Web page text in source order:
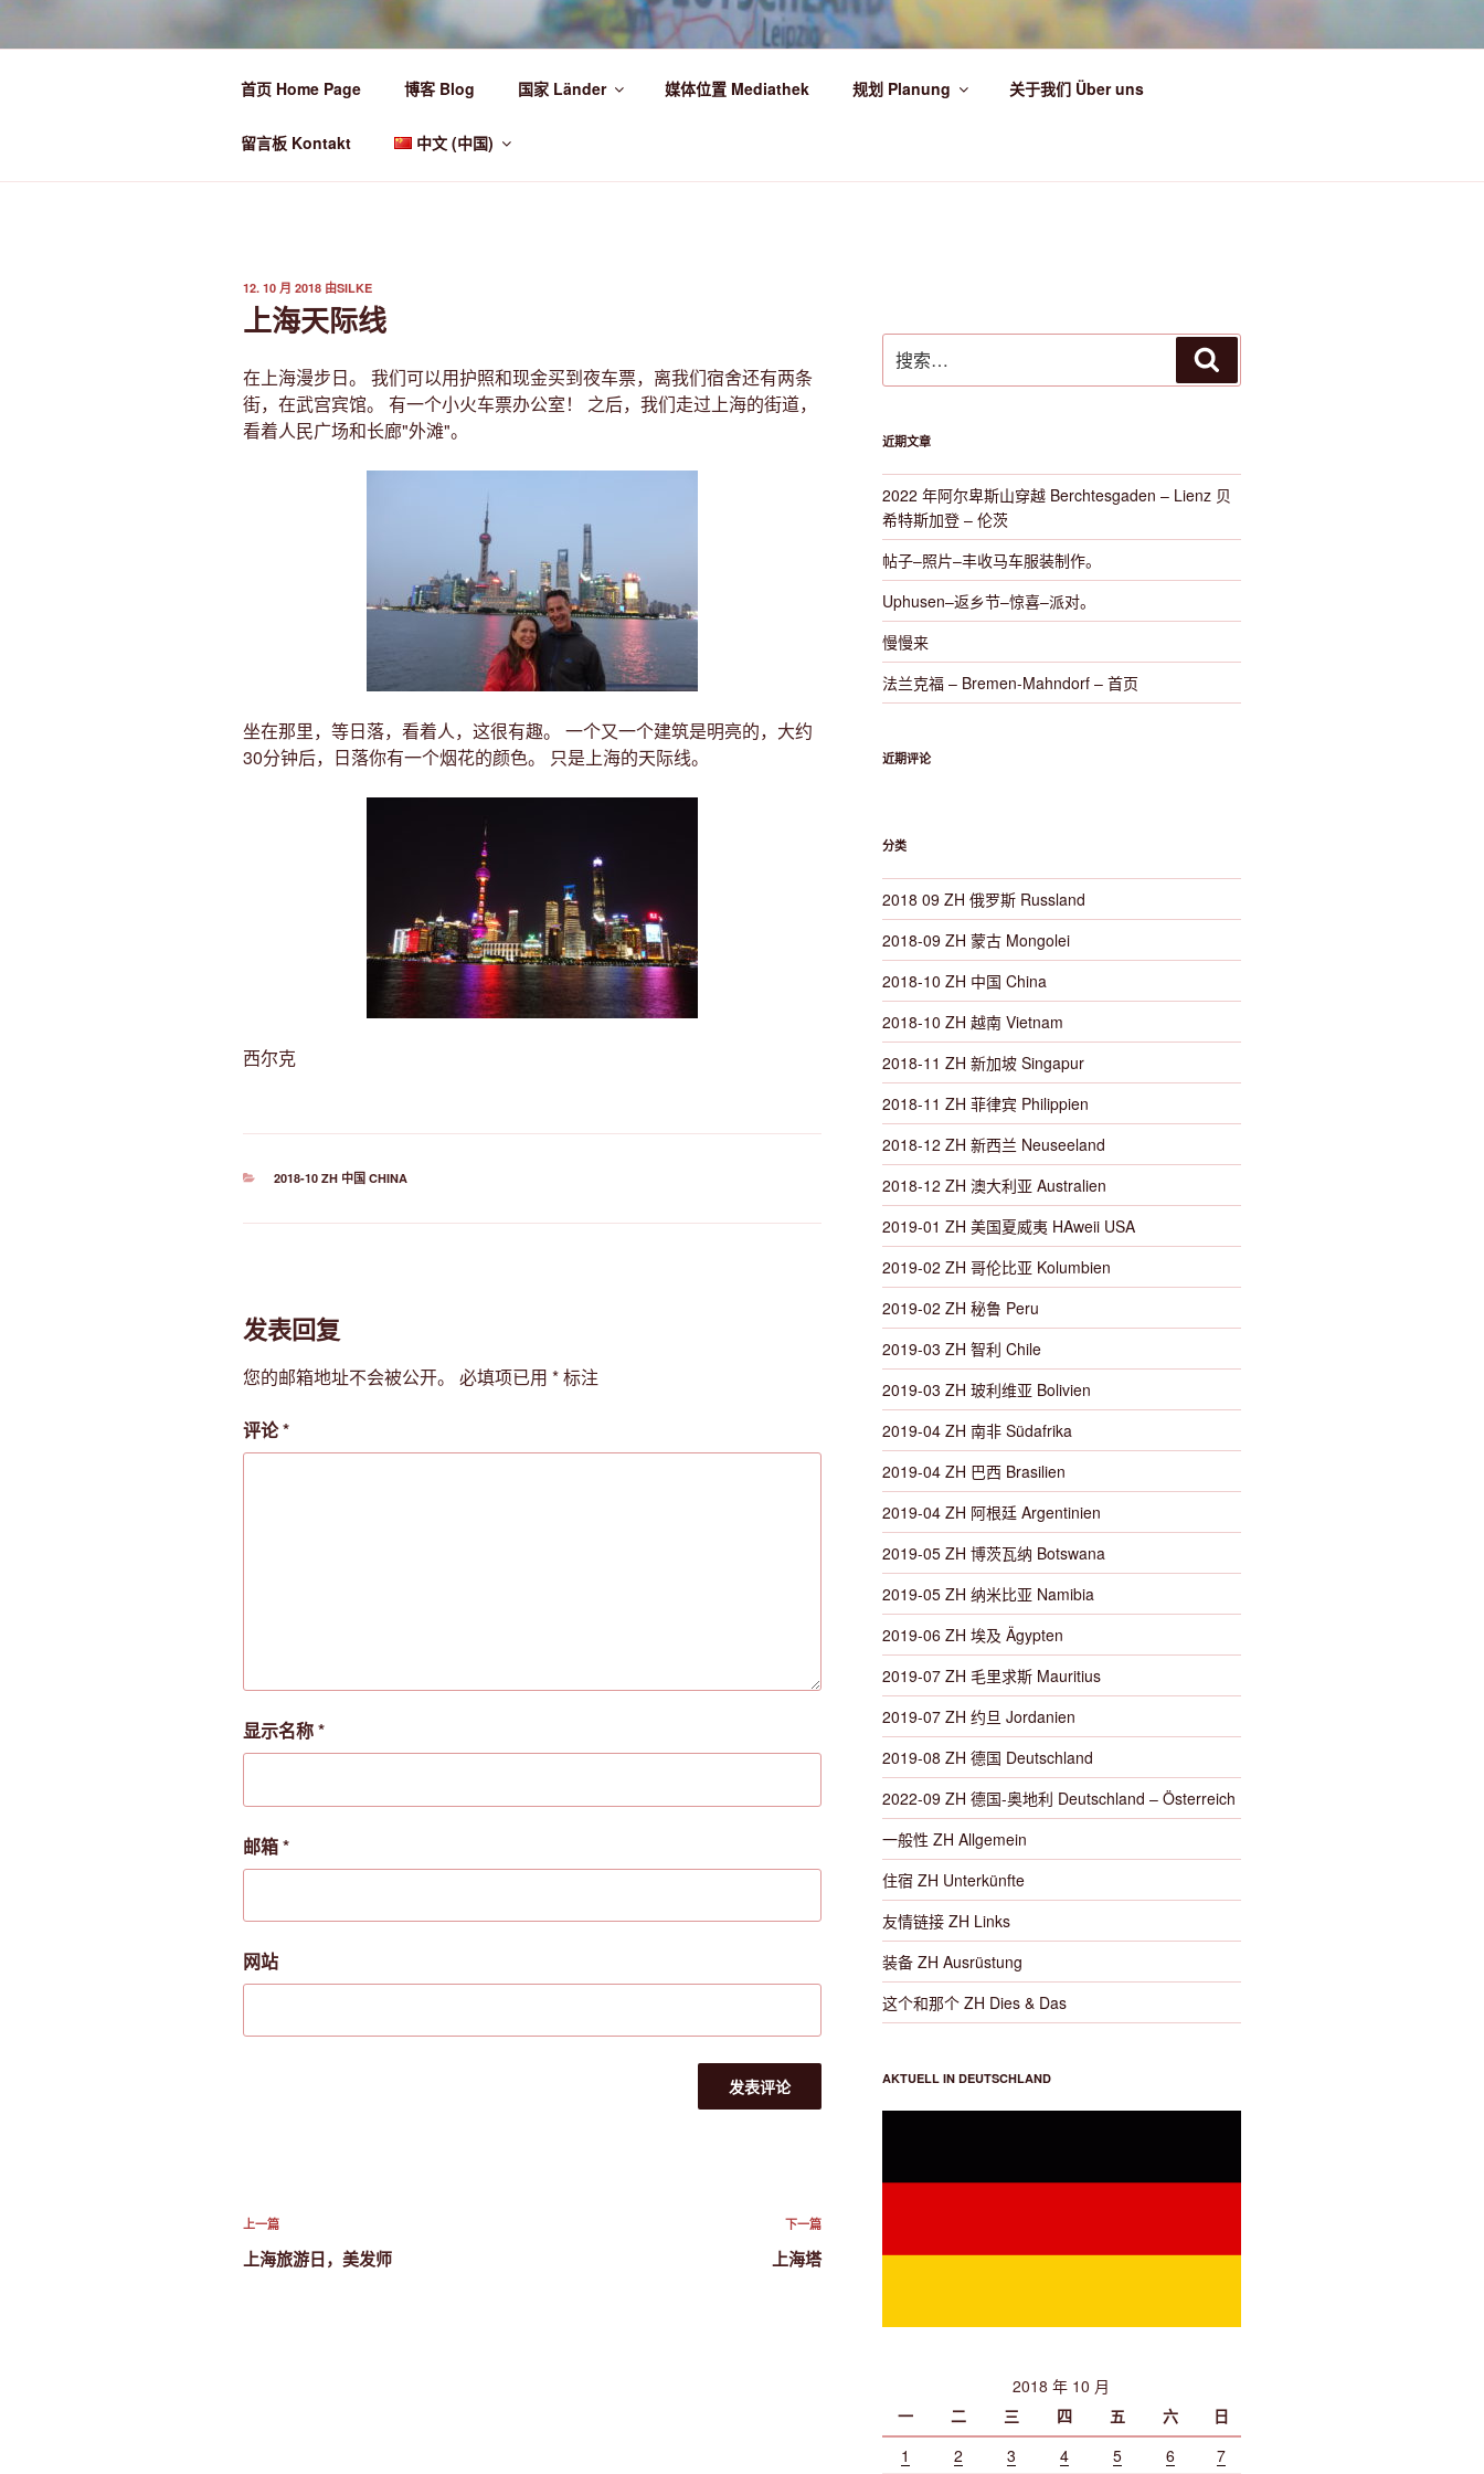
跳
Ü50 EIN JAHR DIE WELT ENTDECKEN!
首页 Home Page 博客 Blog 国家 Länder 媒体位置 Mediathek 规划 Planung 关于我们 Über uns
留言板 Kontakt 中文 (中国)
发
12. 10 月 2018 由SILKE
上海天际线
在上海漫步日。 我们可以用护照和现金买到夜车票，离我们宿舍还有两条
街，在武宫宾馆。 有一个小火车票办公室！ 之后，我们走过上海的街道，
看着人民广场和长廊"外滩"。
坐在那里，等日落，看着人，这很有趣。 一个又一个建筑是明亮的，大约
30分钟后，日落你有一个烟花的颜色。 只是上海的天际线。
西尔克
分
2018-10 ZH 中国 CHINA
发表回复
您的邮箱地址不会被公开。 必填项已用 *标注
评论*
显示名称*
邮箱*
网站
文
章
上
一
上一篇
上海旅游日，美发师
下
一
下一篇
上海塔
索：
索
近期文章
2022 年阿尔卑斯山穿越 Berchtesgaden – Lienz 贝
希特斯加登 – 伦茨
帖子–照片–丰收马车服装制作。
Uphusen–返乡节–惊喜–派对。
慢慢来
法兰克福 – Bremen-Mahndorf – 首页
近期评论
分类
2018 09 ZH 俄罗斯 Russland
2018-09 ZH 蒙古 Mongolei
2018-10 ZH 中国 China
2018-10 ZH 越南 Vietnam
2018-11 ZH 新加坡 Singapur
2018-11 ZH 菲律宾 Philippien
2018-12 ZH 新西兰 Neuseeland
2018-12 ZH 澳大利亚 Australien
2019-01 ZH 美国夏威夷 HAweii USA
2019-02 ZH 哥伦比亚 Kolumbien
2019-02 ZH 秘鲁 Peru
2019-03 ZH 智利 Chile
2019-03 ZH 玻利维亚 Bolivien
2019-04 ZH 南非 Südafrika
2019-04 ZH 巴西 Brasilien
2019-04 ZH 阿根廷 Argentinien
2019-05 ZH 博茨瓦纳 Botswana
2019-05 ZH 纳米比亚 Namibia
2019-06 ZH 埃及 Ägypten
2019-07 ZH 毛里求斯 Mauritius
2019-07 ZH 约旦 Jordanien
2019-08 ZH 德国 Deutschland
2022-09 ZH 德国-奥地利 Deutschland – Österreich
一般性 ZH Allgemein
住宿 ZH Unterkünfte
友情链接 ZH Links
装备 ZH Ausrüstung
这个和那个 ZH Dies & Das
AKTUELL IN DEUTSCHLAND
2018 年 10 月
一
二 三 四 五 六
日
1
2 3 4 5 6
7